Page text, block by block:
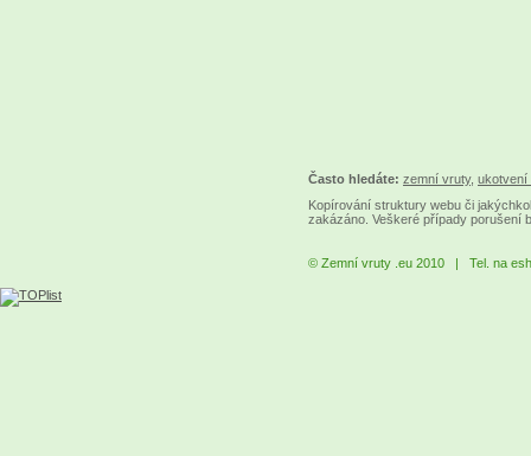
Často hledáte: zemní vruty, ukotvení
Kopírování struktury webu či
zakázáno. Veškeré případy porušení
© Zemní vruty .eu 2010 | Tel. na